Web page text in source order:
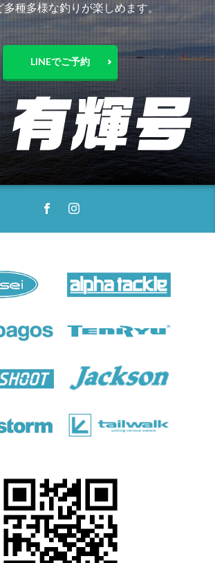
多種多様な釣りが楽しめます。
LINEでご予約